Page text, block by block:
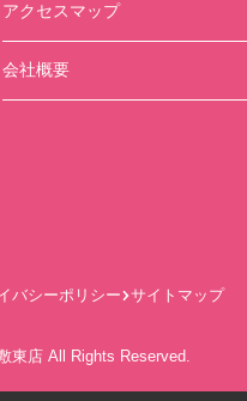
アクセスマップ
会社概要
バシーポリシー サイトマップ
東店 All Rights Reserved.